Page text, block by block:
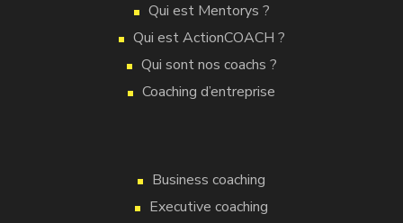
Qui est Mentorys ?
Qui est ActionCOACH ?
Qui sont nos coachs ?
Coaching d’entreprise
Business coaching
Executive coaching